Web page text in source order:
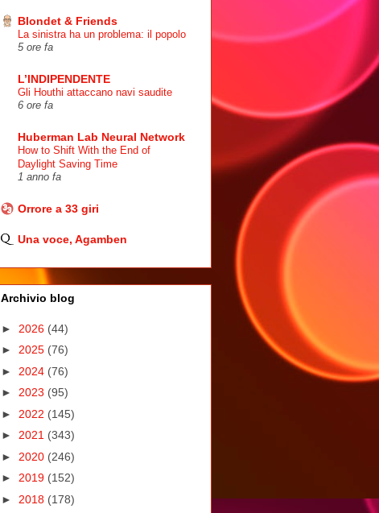
Blondet & Friends
La sinistra ha un problema: il popolo
5 ore fa
L’INDIPENDENTE
Gli Houthi attaccano navi saudite
6 ore fa
Huberman Lab Neural Network
How to Shift With the End of
Daylight Saving Time
1 anno fa
Orrore a 33 giri
Una voce, Agamben
Archivio blog
► 2026 (44)
► 2025 (76)
► 2024 (76)
► 2023 (95)
► 2022 (145)
► 2021 (343)
► 2020 (246)
► 2019 (152)
► 2018 (178)